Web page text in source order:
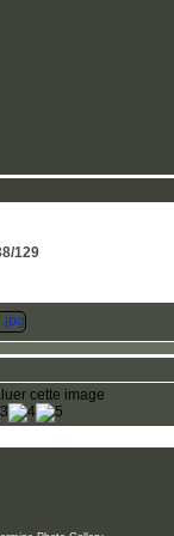
129
cette image